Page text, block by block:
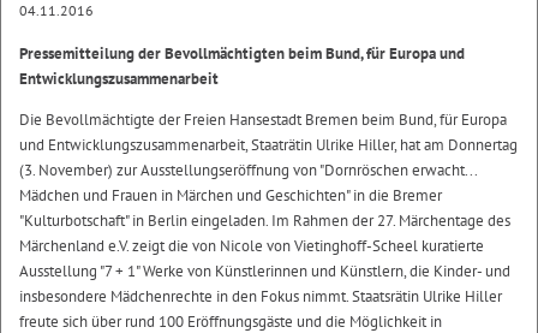
04.11.2016
Pressemitteilung der Bevollmächtigten beim Bund, für Europa und
Entwicklungszusammenarbeit
Die Bevollmächtigte der Freien Hansestadt Bremen beim Bund, für Europa
und Entwicklungszusammenarbeit, Staaträtin Ulrike Hiller, hat am Donnertag
(3. November) zur Ausstellungseröffnung von "Dornröschen erwacht...
Mädchen und Frauen in Märchen und Geschichten" in die Bremer
"Kulturbotschaft" in Berlin eingeladen. Im Rahmen der 27. Märchentage des
Märchenland e.V. zeigt die von Nicole von Vietinghoff-Scheel kuratierte
Ausstellung "7 + 1" Werke von Künstlerinnen und Künstlern, die Kinder- und
insbesondere Mädchenrechte in den Fokus nimmt. Staatsrätin Ulrike Hiller
freute sich über rund 100 Eröffnungsgäste und die Möglichkeit in